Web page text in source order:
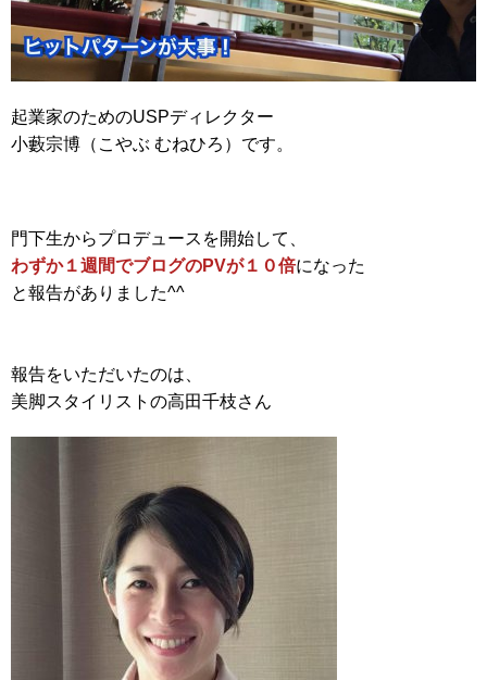
起業家のためのUSPディレクター
小藪宗博（こやぶ むねひろ）です。
門下生からプロデュースを開始して、
わずか１週間でブログのPVが１０倍になった
と報告がありました^^
報告をいただいたのは、
美脚スタイリストの高田千枝さん